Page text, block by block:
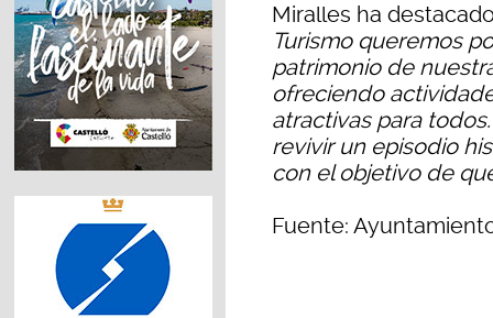
Miralles ha
Turismo queremos
patrimonio de
ofreciendo
atractivas para
revivir un episodio
con el objetivo de
Fuente: